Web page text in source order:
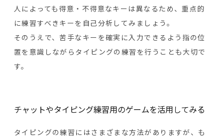
人によっても得意・不得意なキーは異なるため、重点的
に練習すべきキーを自己分析してみましょう。
そのうえで、苦手なキーを確実に入力できるよう指の位
置を意識しながらタイピングの練習を行うことも大切で
す。
チャットやタイピング練習用のゲームを活用してみる
タイピングの練習にはさまざまな方法がありますが、も